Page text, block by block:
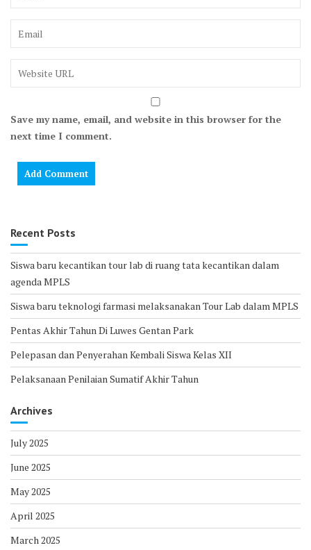
Save my name, email, and website in this browser for the
next time I comment.
Recent Posts
Siswa baru kecantikan tour lab di ruang tata kecantikan dalam
agenda MPLS
Siswa baru teknologi farmasi melaksanakan Tour Lab dalam MPLS
Pentas Akhir Tahun Di Luwes Gentan Park
Pelepasan dan Penyerahan Kembali Siswa Kelas XII
Pelaksanaan Penilaian Sumatif Akhir Tahun
Archives
July 2025
June 2025
May 2025
April 2025
March 2025